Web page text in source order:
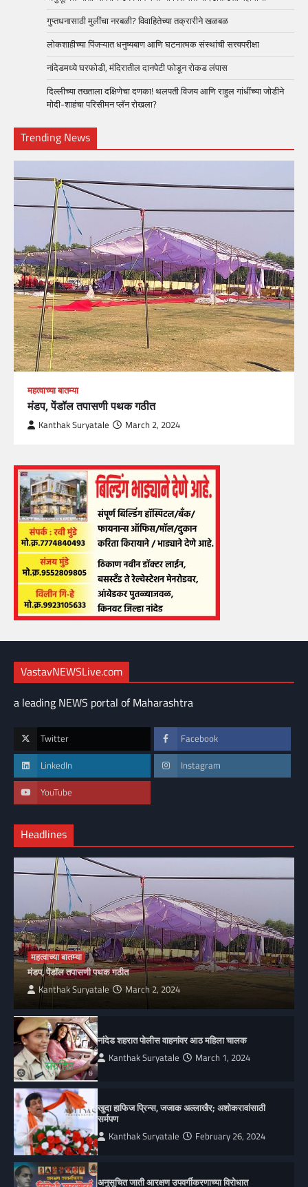
गुप्तधनासाठी मुलींचा नरबळी? विवाहितेच्या तक्रारीने खळबळ
लोकशाहीच्या पिंजऱ्यात धनुष्यबाण आणि घटनात्मक संस्थांची सत्त्वपरीक्षा
नांदेडमध्ये घरफोडी, मंदिरातील दानपेटी फोडून रोकड लंपास
दिल्लीच्या तख्ताला दक्षिणेचा दणका! थलपती विजय आणि राहुल गांधींच्या जोडीने
मोदी-शाहंचा परिसीमन प्लॅन रोखला?
Trending News
महत्वाच्या बातम्या
मंडप, पेंडॉल तपासणी पथक गठीत
Kanthak Suryatale March 2, 2024
VastavNEWSLive.com
a leading NEWS portal of Maharashtra
Twitter Facebook
LinkedIn Instagram
YouTube
Headlines
महत्वाच्या बातम्या
मंडप, पेंडॉल तपासणी पथक गठीत
Kanthak Suryatale March 2, 2024
नांदेड शहरात पोलीस वाहनांवर आठ महिला चालक
Kanthak Suryatale March 1, 2024
खुदा हाफिज प्रिन्स, जजाक अल्लाखैर; अशोकरावांसाठी
सर्मपण
Kanthak Suryatale February 26, 2024
अनुसूचित जाती आरक्षण उपवर्गीकरणाच्या विरोधात